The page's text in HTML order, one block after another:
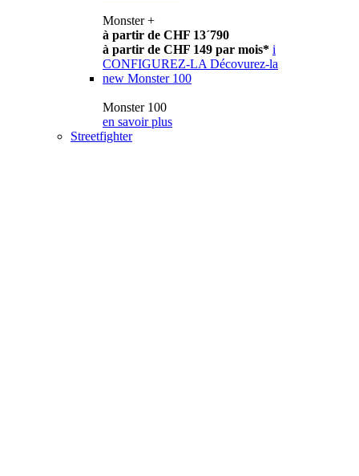
Monster +
à partir de CHF 13´790
à partir de CHF 149 par mois* i
CONFIGUREZ-LA Décovurez-la
new Monster 100
Monster 100
en savoir plus
Streetfighter